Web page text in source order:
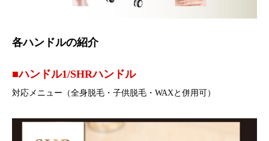
各ハンドルの紹介
■ハンドル1/SHRハンドル
対応メニュー（全身脱毛・子供脱毛・WAXと併用可）